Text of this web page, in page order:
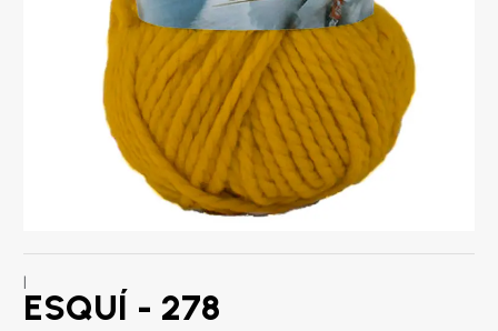
ESQUÍ - 278